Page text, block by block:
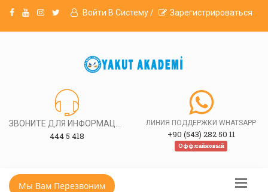
Войти В Систему / Зарегистрироваться
444 5 418
ЛИНИЯ ПОДДЕРЖКИ WHATSAPP
+90 (543) 282 50 11
Оффлайновый
Мы Вам Перезвоним